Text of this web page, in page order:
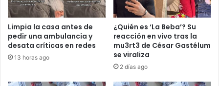
Limpia la casa antes de
pedir una ambulancia y
desata críticas en redes
13 horas ago
¿Quién es ‘La Beba’? Su
reacción en vivo tras la
mu3rt3 de César Gastélum
se viraliza
2 días ago